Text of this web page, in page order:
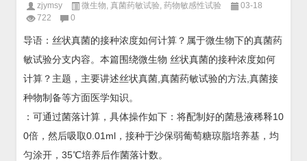
zjymsy 微生物, 真菌药敏试验, 药物敏感性试验
03-18
722
0
导语：丝状真菌的接种浓度如何计算？属于微生物下的真菌药
敏试验分支内容。本篇围绕微生物 丝状真菌的接种浓度如何
计算？主题，主要讲述丝状真菌,真菌药敏试验的方法,真菌接
种物制备等方面医学知识。
：可通过菌落计算，具体操作如下：将配制好的菌悬液稀释10
0倍，然后吸取0.01ml，接种于沙保弱葡萄糖琼脂培养基，均
匀涂开，35℃培养后作菌落计数。